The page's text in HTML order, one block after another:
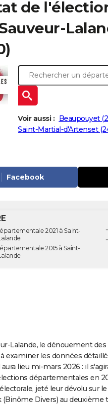
de
Voir aussi : Beaupouyet
Saint-Martial-d'Artenset
Facebook
2021 à Saint-
2015 à Saint-
Lalande, le dénouement
examiner les données
lieu mi-mars 2026 : il
départementales en
jeté leur dévolu sur
(Binôme Divers) au